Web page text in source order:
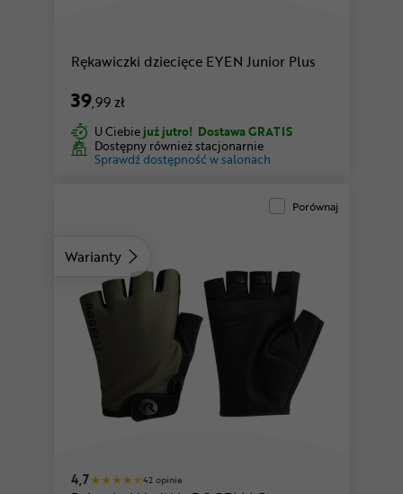
Rękawiczki dziecięce EYEN Junior Plus
39,99 zł
U Ciebie już jutro! Dostawa GRATIS
Dostępny również stacjonarnie
Sprawdź dostępność w salonach
Warianty
Porównaj
4,7 42 opinie